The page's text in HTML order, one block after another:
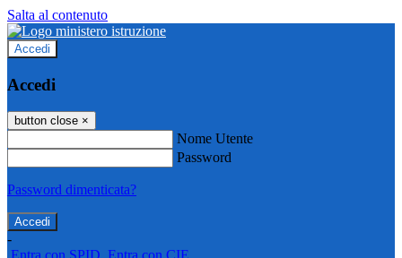
Salta al contenuto
Accedi
Accedi
button close ×
Nome Utente
Password
Password dimenticata?
-